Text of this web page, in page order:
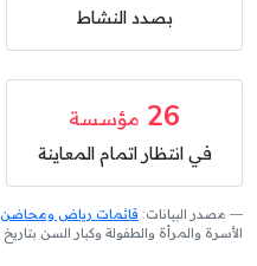
بصدد النشاط
26 مؤسسة
في انتظار اتمام المعاينة
مصدر البيانات: قائمات رياض ومحاضن
الأسرة والمرأة والطفولة وكبار السن بتاريخ 2026/08/05 على الساعة 16:31